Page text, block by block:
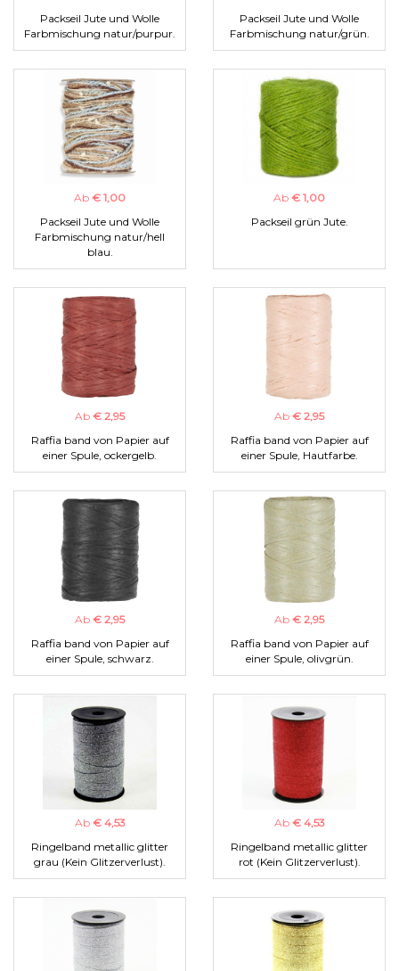
Packseil Jute und Wolle
Farbmischung natur/purpur.
Packseil Jute und Wolle
Farbmischung natur/grün.
Ab € 1,00
Packseil Jute und Wolle
Farbmischung natur/hell
blau.
Ab € 1,00
Packseil grün Jute.
Ab € 2,95
Raffia band von Papier auf
einer Spule, ockergelb.
Ab € 2,95
Raffia band von Papier auf
einer Spule, Hautfarbe.
Ab € 2,95
Raffia band von Papier auf
einer Spule, schwarz.
Ab € 2,95
Raffia band von Papier auf
einer Spule, olivgrün.
Ab € 4,53
Ringelband metallic glitter
grau (Kein Glitzerverlust).
Ab € 4,53
Ringelband metallic glitter
rot (Kein Glitzerverlust).